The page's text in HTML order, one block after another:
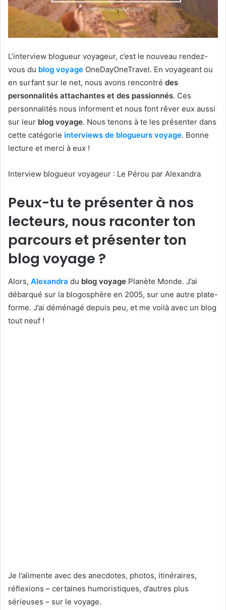
L’interview blogueur voyageur, c’est le nouveau rendez-
vous du blog voyage OneDayOneTravel. En voyageant ou
en surfant sur le net, nous avons rencontré des
personnalités attachantes et des passionnés. Ces
personnalités nous informent et nous font rêver eux aussi
sur leur blog voyage. Nous tenons à te les présenter dans
cette catégorie interviews de blogueurs voyage. Bonne
lecture et merci à eux !
Interview blogueur voyageur : Le Pérou par Alexandra
Peux-tu te présenter à nos
lecteurs, nous raconter ton
parcours et présenter ton
blog voyage ?
Alors, Alexandra du blog voyage Planète Monde. J’ai
débarqué sur la blogosphère en 2005, sur une autre plate-
forme. J’ai déménagé depuis peu, et me voilà avec un blog
tout neuf !
Je l’alimente avec des anecdotes, photos, itinéraires,
réflexions – certaines humoristiques, d’autres plus
sérieuses – sur le voyage.